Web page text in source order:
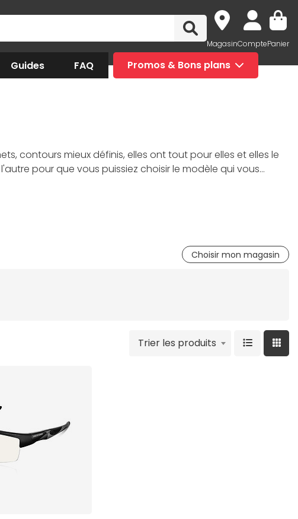
MagasinComptePanier
Guides FAQ Promos & Bons plans
contours mieux définis, elles ont tout pour elles et elles le
pour que vous puissiez choisir le modèle qui vous
ainsi que vos performances dans votre jeu favori.
Choisir mon magasin
Trier les produits